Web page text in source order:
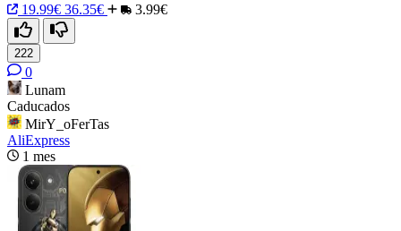
19.99€ 36.35€ 3.99€
222
0
Lunam
Caducados
MirY_oFerTas
AliExpress
1 mes